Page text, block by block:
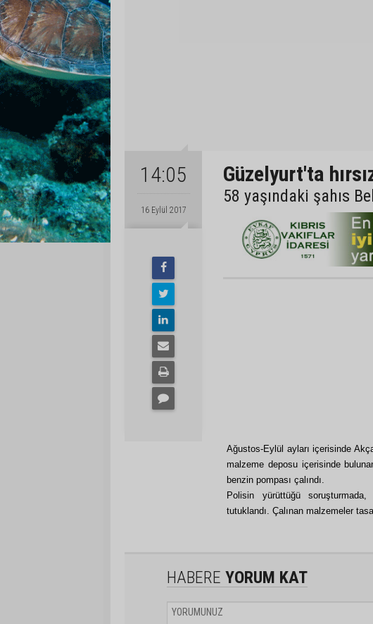
14:05
16 Eylül 2017
Güzelyurt'ta
58 yaşındaki şahıs
Ağustos-Eylül ayları içerisinde
malzeme deposu içerisinde
benzin pompası çalındı.
Polisin yürüttüğü
tutuklandı. Çalınan malzemeler
HABERE YORUM KAT